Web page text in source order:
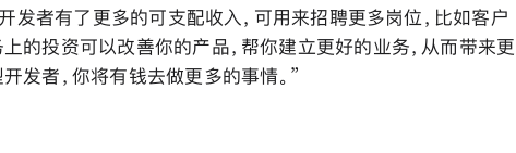
发者有了更多的可支配收入，可用来招聘更多岗位，比如客户
的投资可以改善你的产品，帮你建立更好的业务，从而带来更
发者，你将有钱去做更多的事情。”